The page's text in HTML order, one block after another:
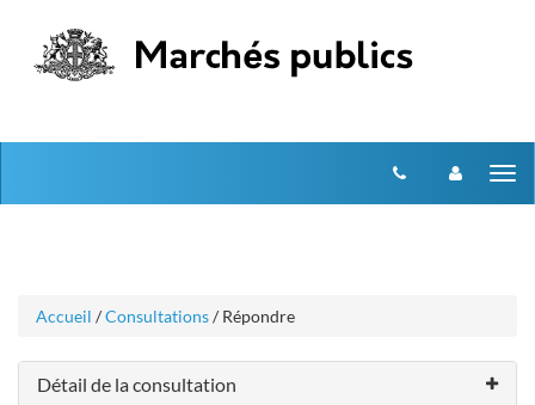
contenu
Accueil /Consultations/ Répondre
Détail de la consultation